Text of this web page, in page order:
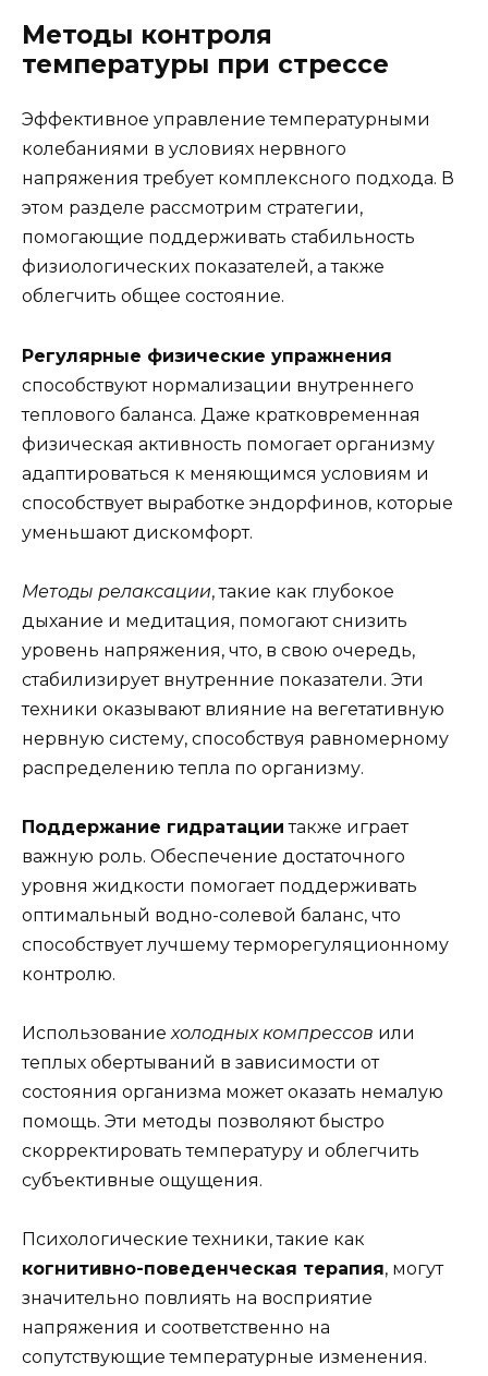
Методы контроля
температуры при стрессе
Эффективное управление температурными
колебаниями в условиях нервного
напряжения требует комплексного подхода. В
этом разделе рассмотрим стратегии,
помогающие поддерживать стабильность
физиологических показателей, а также
облегчить общее состояние.
Регулярные физические упражнения
способствуют нормализации внутреннего
теплового баланса. Даже кратковременная
физическая активность помогает организму
адаптироваться к меняющимся условиям и
способствует выработке эндорфинов, которые
уменьшают дискомфорт.
Методы релаксации, такие как глубокое
дыхание и медитация, помогают снизить
уровень напряжения, что, в свою очередь,
стабилизирует внутренние показатели. Эти
техники оказывают влияние на вегетативную
нервную систему, способствуя равномерному
распределению тепла по организму.
Поддержание гидратации также играет
важную роль. Обеспечение достаточного
уровня жидкости помогает поддерживать
оптимальный водно-солевой баланс, что
способствует лучшему терморегуляционному
контролю.
Использованиехолодных компрессов или
теплых обертываний в зависимости от
состояния организма может оказать немалую
помощь. Эти методы позволяют быстро
скорректировать температуру и облегчить
субъективные ощущения.
Психологические техники, такие как
когнитивно-поведенческая терапия, могут
значительно повлиять на восприятие
напряжения и соответственно на
сопутствующие температурные изменения.